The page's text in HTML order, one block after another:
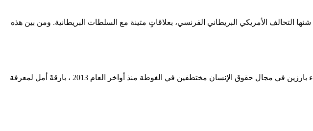
التحالف الأمريكي البريطاني الفرنسي، بعلاقاتٍ متينة مع السلطات البريطانية. ومن بين هذه
مع تحول جبهات القتال مؤخراً في غوطة دمشق الشرقية المدمرة بفعل الحرب، أصبح لدى أقارب أربعة نشطاء بارزين في مجال حقوق الإنسان مختطفين في الغوطة منذ أواخر العام 2013 ، بارقةَ أمل لمعرفة